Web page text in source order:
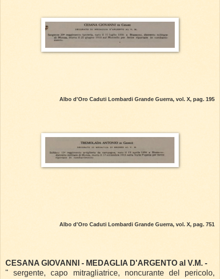
Albo d'Oro Caduti Lombardi Grande Guerra, vol. X, pag. 195
Albo d'Oro Caduti Lombardi Grande Guerra, vol. X, pag. 751
CESANA GIOVANNI - MEDAGLIA D'ARGENTO al V.M. -
" sergente, capo mitragliatrice, noncurante del pericolo,